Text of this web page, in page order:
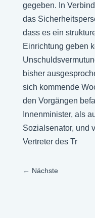
gegeben. In
das
dass es ein
Einrichtung geben
bisher
sich kommende
den Vorgängen
Innenminister, als
Sozialsenator, und
Vertreter des Tr
← Nächste